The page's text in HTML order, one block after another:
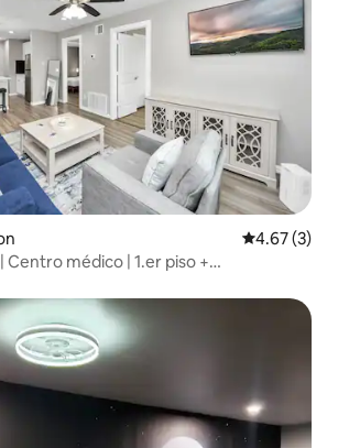
Calificación
4.67 (3)
Centro médico | 1.er piso +